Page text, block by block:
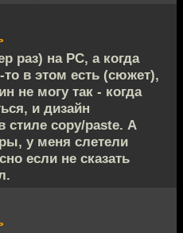
раз) на PC, а когда
в этом есть (сюжет),
не могу так - когда
и дизайн
стиле copy/paste. А
у меня слетели
если не сказать